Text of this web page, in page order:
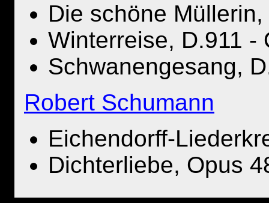
Die schöne
Winterreise, D.911 -
Schwanengesang,
Robert Schumann
Eichendorff-
Dichterliebe, Opus